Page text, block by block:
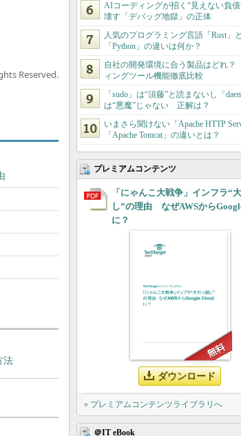
Reserved.
法
AIコーディングが招く“見えない負
壊す「デバッグ地獄」の正体
人気のプログラミング言語「Rust」と
「Python」の違いは何か？
自社の開発環境に合う製品はどれ
ィングツール機能徹底比較
「sudo」は“須藤”と読まないし「
は“悪魔”じゃない 正解は？
いまさら聞けない「Apache HTTP
「Apache Tomcat」の違いとは？
プレミアムコンテンツ
「にゃんこ大戦争」インフラ“
し”の理由 なぜAWSから
に？
ダウンロード
» プレミアムコンテンツライブラリへ
＠IT eBook